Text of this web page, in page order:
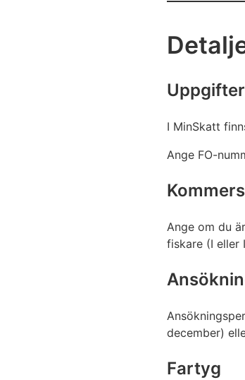
I MinSkatt
Ange FO-
Ange om du
fiskare (I eller
december)
Fartyg